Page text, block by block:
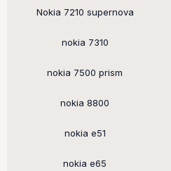
Nokia 7210 supernova
nokia 7310
nokia 7500 prism
nokia 8800
nokia e51
nokia e65